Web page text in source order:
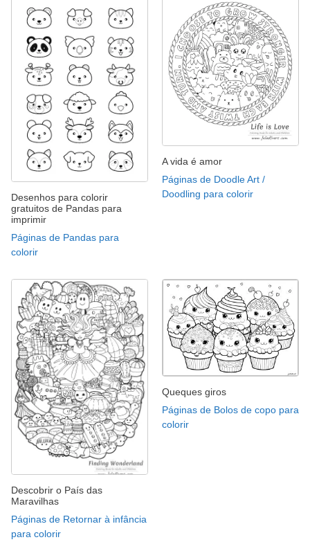
Desenhos para colorir
gratuitos de Pandas para
imprimir
Páginas de Pandas para
colorir
A vida é amor
Páginas de Doodle Art /
Doodling para colorir
Descobrir o País das
Maravilhas
Páginas de Retornar à infância
para colorir
Queques giros
Páginas de Bolos de copo para
colorir